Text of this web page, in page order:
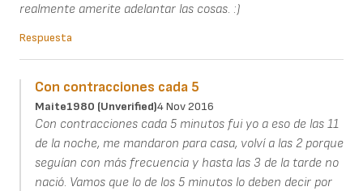
realmente amerite adelantar las cosas. :)
Respuesta
Con contracciones cada 5
Maite1980 (unverified)4 Nov 2016
Con contracciones cada 5 minutos fui yo a eso de las 11
de la noche, me mandaron para casa, volví a las 2 porque
seguían con más frecuencia y hasta las 3 de la tarde no
nació. Vamos que lo de los 5 minutos lo deben decir por